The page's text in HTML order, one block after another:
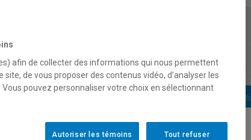
Horaire - Automne 2026
afin de collecter des informations qui nous permettent
site, de vous proposer des contenus vidéo, d’analyser les
pouvez personnaliser votre choix en sélectionnant
Tout refuser
Autoriser les témoins